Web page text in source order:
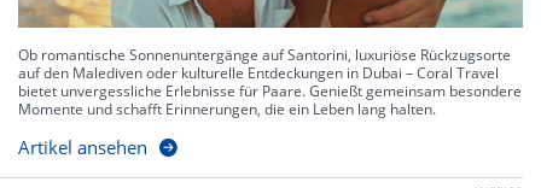
Ob romantische Sonnenuntergänge auf Santorini, luxuriöse Rückzugsorte
auf den Malediven oder kulturelle Entdeckungen in Dubai – Coral Travel
bietet unvergessliche Erlebnisse für Paare. Genießt gemeinsam besondere
Momente und schafft Erinnerungen, die ein Leben lang halten.
Artikel ansehen